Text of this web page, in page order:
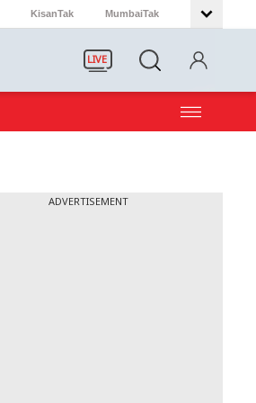
KisanTak MumbaiTak
LIVE
ADVERTISEMENT